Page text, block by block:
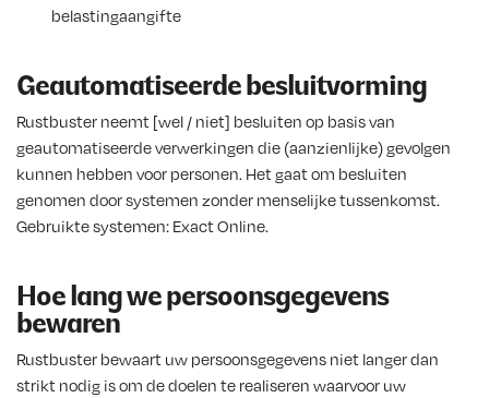
belastingaangifte
Geautomatiseerde besluitvorming
Rustbuster neemt [wel / niet] besluiten op basis van
geautomatiseerde verwerkingen die (aanzienlijke) gevolgen
kunnen hebben voor personen. Het gaat om besluiten
genomen door systemen zonder menselijke tussenkomst.
Gebruikte systemen: Exact Online.
Hoe lang we persoonsgegevens
bewaren
Rustbuster bewaart uw persoonsgegevens niet langer dan
strikt nodig is om de doelen te realiseren waarvoor uw